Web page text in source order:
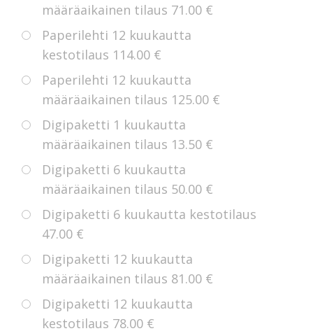
määräaikainen tilaus 71.00 €
Paperilehti 12 kuukautta
kestotilaus 114.00 €
Paperilehti 12 kuukautta
määräaikainen tilaus 125.00 €
Digipaketti 1 kuukautta
määräaikainen tilaus 13.50 €
Digipaketti 6 kuukautta
määräaikainen tilaus 50.00 €
Digipaketti 6 kuukautta kestotilaus
47.00 €
Digipaketti 12 kuukautta
määräaikainen tilaus 81.00 €
Digipaketti 12 kuukautta
kestotilaus 78.00 €